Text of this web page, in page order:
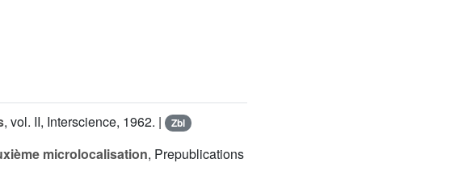
, vol. II, Interscience, 1962. | Zbl
microlocalisation, Prepublications